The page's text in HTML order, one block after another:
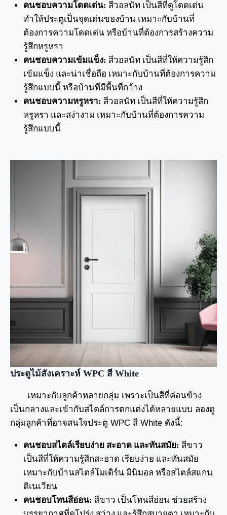
คนชอบความโดดเด่น: สีวอลนัท เป็นสีที่ดูโดดเด่น
ทำให้ประตูเป็นจุดเด่นของบ้าน เหมาะกับบ้านที่
ต้องการความโดดเด่น หรือบ้านที่ต้องการสร้างความ
รู้สึกหรูหรา
คนชอบความเข้มแข็ง: สีวอลนัท เป็นสีที่ให้ความรู้สึก
เข้มแข็ง และน่าเชื่อถือ เหมาะกับบ้านที่ต้องการความ
รู้สึกแบบนี้ หรือบ้านที่มีพื้นที่กว้าง
คนชอบความหรูหรา: สีวอลนัท เป็นสีที่ให้ความรู้สึก
หรูหรา และสง่างาม เหมาะกับบ้านที่ต้องการความ
รู้สึกแบบนี้
ประตูไม้สังเคราะห์ WPC สี White
เหมาะกับลูกค้าหลายกลุ่ม เพราะเป็นสีที่ค่อนข้าง
เป็นกลางและเข้ากับสไตล์การตกแต่งได้หลายแบบ ลองดู
กลุ่มลูกค้าที่อาจสนใจประตู WPC สี White ดังนี้:
คนชอบสไตล์เรียบง่าย สะอาด และทันสมัย: สีขาว
เป็นสีที่ให้ความรู้สึกสะอาด เรียบง่าย และทันสมัย
เหมาะกับบ้านสไตล์โมเดิร์น มินิมอล หรือสไตล์สแกน
ดิเนเวียน
คนชอบโทนสีอ่อน: สีขาว เป็นโทนสีอ่อน ช่วยสร้าง